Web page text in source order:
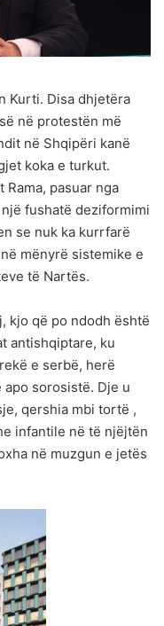
Kurti. Disa dhjetëra
në protestën më
në Shqipëri kanë
koka e turkut.
pasuar nga
fushatë deziformimi
se nuk ka kurrfarë
mënyrë sistemike e
të Nartës.
kjo që po ndodh është
antishqiptare, ku
e serbë, herë
sorosistë. Dje u
qershia mbi tortë ,
infantile në të njëjtën
në muzgun e jetës